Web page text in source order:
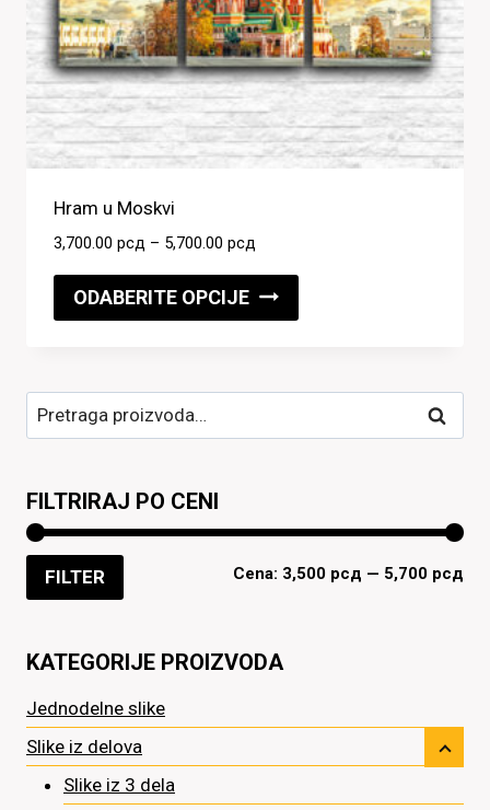
Hram u Moskvi
3,700.00 рсд – 5,700.00 рсдRaspon
od
3,700.00 рсд
ODABERITE OPCIJE
proizvod
Opcije
izabrane
stranici
Pretraga
za:
Pretraži
FILTRIRAJ PO CENI
FILTER Cena: 3,500 рсд — 5,700 рсд
KATEGORIJE PROIZVODA
Jednodelne slike
Slike iz delova
Slike iz 3 dela